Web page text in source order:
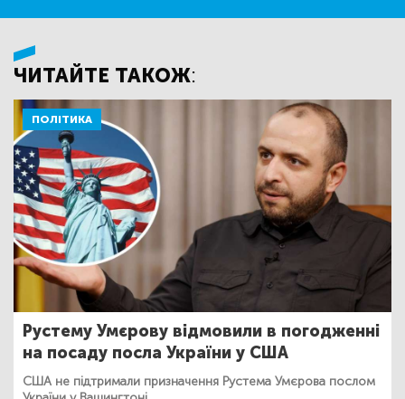
ЧИТАЙТЕ ТАКОЖ:
ПОЛІТИКА
Рустему Умєрову відмовили в погодженні
на посаду посла України у США
США не підтримали призначення Рустема Умєрова послом